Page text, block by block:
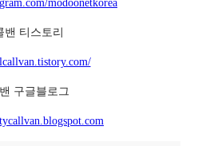
modoonetkorea
밴 티스토리
구글블로그